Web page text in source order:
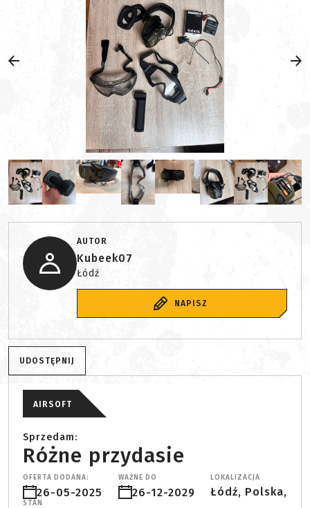
AUTOR
Kubeek07
Łódź
NAPISZ
UDOSTĘPNIJ
AIRSOFT
Sprzedam:
Różne przydasie
OFERTA DODANA:
26-05-2025
WAŻNE DO
26-12-2029
LOKALIZACJA
Łódź, Polska,
STAN